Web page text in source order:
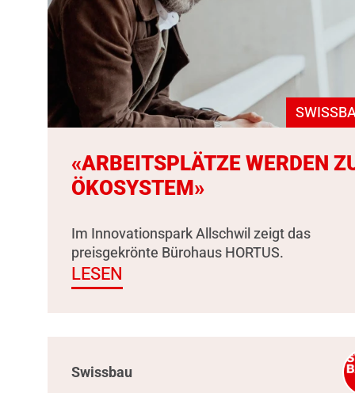
«ARBEITSPLÄTZE WERDEN
ÖKOSYSTEM»
Im Innovationspark Allschwil zeigt das
preisgekrönte Bürohaus HORTUS.
LESEN
Swissbau